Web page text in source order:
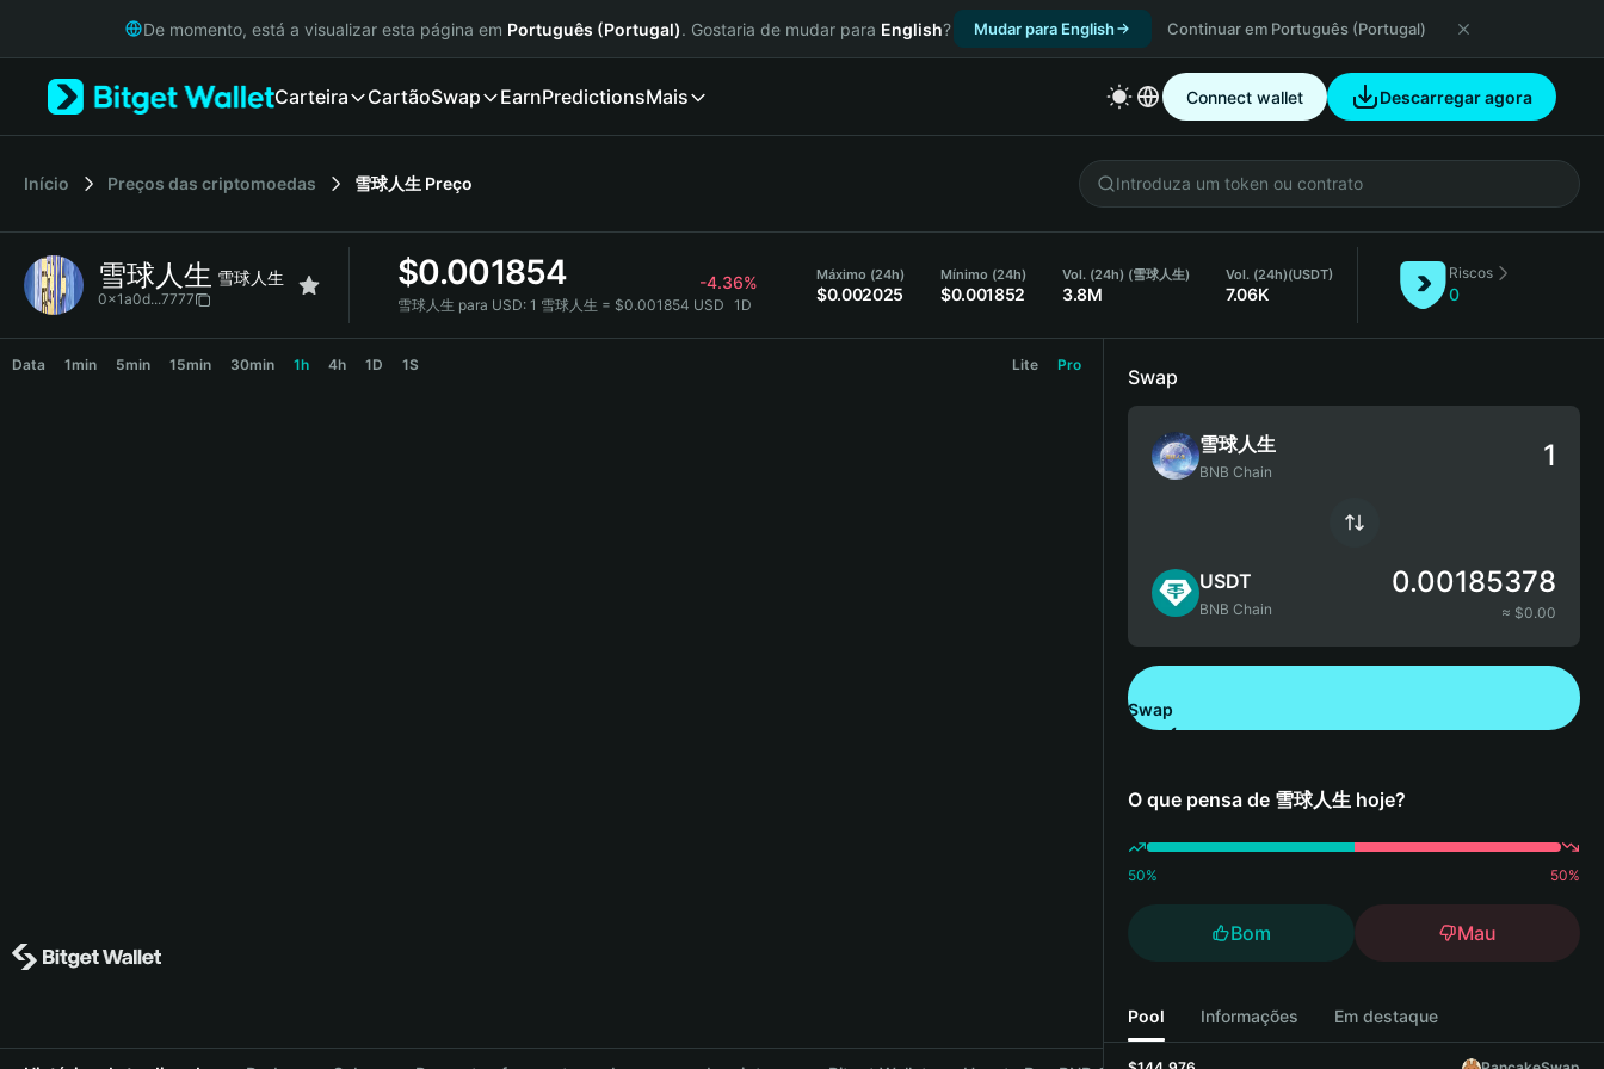
Русский
Italiano
简体中文
繁體中文
Bahasa Indonesia
De momento, está a visualizar esta página em Português (Portugal). Gostaria de mudar para English? Mudar para English Continuar em Português (Portugal)
Carteira CartãoSwap EarnPredictionsMais Connect wallet Descarregar agora
Início Preços das criptomoedas 雪球人生 Preço
雪球人生 雪球人生
0x1a0d...7777
$0.001854 -4.36%
雪球人生 para USD: 1 雪球人生 = $0.001854 USD 1D
Máximo (24h)
$0.002025
Mínimo (24h)
$0.001852
Vol. (24h) (雪球人生)
3.8M
Vol. (24h)(USDT)
7.06K
Riscos
0
Data 1min 5min 15min 30min 1h 4h 1D 1S Lite Pro
Swap
雪球人生
BNB Chain
USDT
BNB Chain
0.00185378
≈ $0.00
Swap
O que pensa de 雪球人生 hoje?
50% 50%
Bom Mau
Pool Informações Em destaque